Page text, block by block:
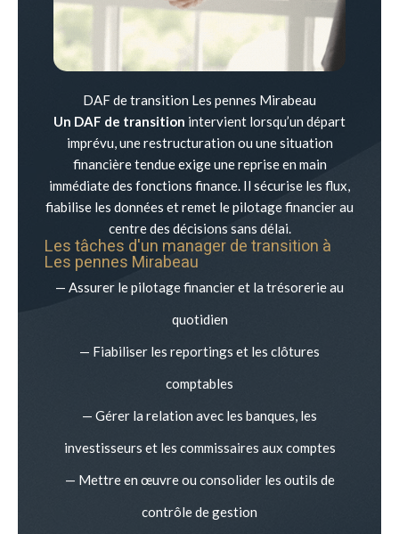
DAF de transition Les pennes Mirabeau
Un DAF de transition intervient lorsqu’un départ
imprévu, une restructuration ou une situation
financière tendue exige une reprise en main
immédiate des fonctions finance. Il sécurise les flux,
fiabilise les données et remet le pilotage financier au
centre des décisions sans délai.
Les tâches d'un manager de transition à
Les pennes Mirabeau
— Assurer le pilotage financier et la trésorerie au
quotidien
— Fiabiliser les reportings et les clôtures
comptables
— Gérer la relation avec les banques, les
investisseurs et les commissaires aux comptes
— Mettre en œuvre ou consolider les outils de
contrôle de gestion